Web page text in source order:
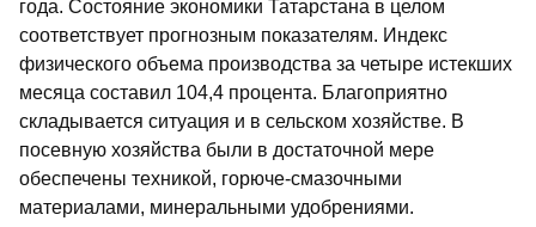
года. Состояние экономики Татарстана в целом
соответствует прогнозным показателям. Индекс
физического объема производства за четыре истекших
месяца составил 104,4 процента. Благоприятно
складывается ситуация и в сельском хозяйстве. В
посевную хозяйства были в достаточной мере
обеспечены техникой, горюче-смазочными
материалами, минеральными удобрениями.